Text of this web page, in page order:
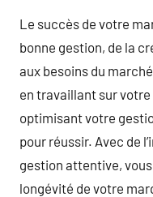
Le succès de votre
bonne gestion, de la
aux besoins du
en travaillant sur
optimisant votre
pour réussir. Avec de
gestion attentive,
longévité de votre